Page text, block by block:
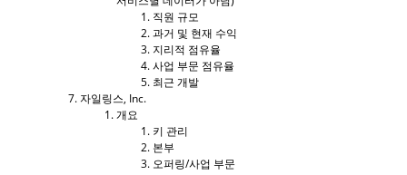
직원 규모
과거 및 현재 수익
지리적 점유율
사업 부문 점유율
최근 개발
자일링스, Inc.
개요
키 관리
본부
오퍼링/사업 부문